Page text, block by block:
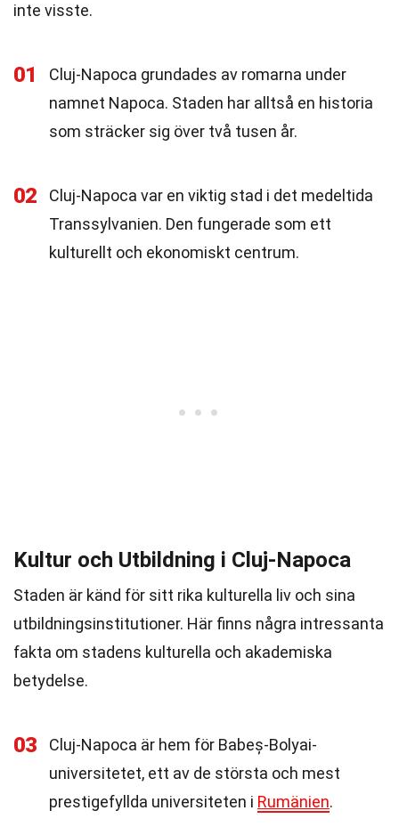
inte visste.
01
Cluj-Napoca grundades av romarna under
namnet Napoca. Staden har alltså en historia
som sträcker sig över två tusen år.
02
Cluj-Napoca var en viktig stad i det medeltida
Transsylvanien. Den fungerade som ett
kulturellt och ekonomiskt centrum.
Kultur och Utbildning i Cluj-Napoca
Staden är känd för sitt rika kulturella liv och sina
utbildningsinstitutioner. Här finns några intressanta
fakta om stadens kulturella och akademiska
betydelse.
03
Cluj-Napoca är hem för Babeș-Bolyai-
universitetet, ett av de största och mest
prestigefyllda universiteten i Rumänien.